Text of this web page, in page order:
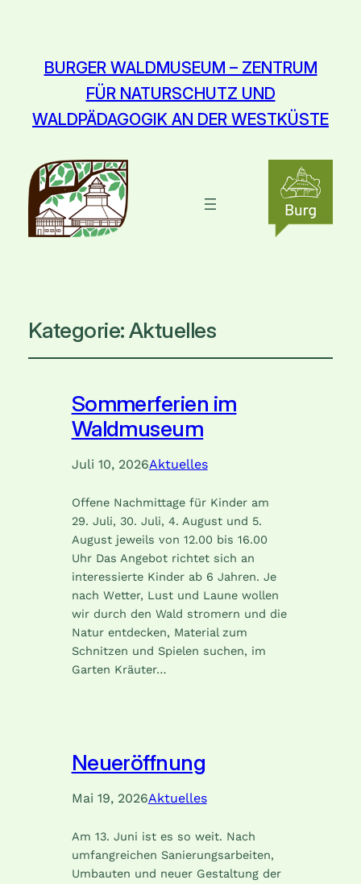
BURGER WALDMUSEUM – ZENTRUM
FÜR NATURSCHUTZ UND
WALDPÄDAGOGIK AN DER WESTKÜSTE
Kategorie:Aktuelles
Sommerferien im
Waldmuseum
Juli 10, 2026Aktuelles
Offene Nachmittage für Kinder am
29. Juli, 30. Juli, 4. August und 5.
August jeweils von 12.00 bis 16.00
Uhr Das Angebot richtet sich an
interessierte Kinder ab 6 Jahren. Je
nach Wetter, Lust und Laune wollen
wir durch den Wald stromern und die
Natur entdecken, Material zum
Schnitzen und Spielen suchen, im
Garten Kräuter…
Neueröffnung
Mai 19, 2026Aktuelles
Am 13. Juni ist es so weit. Nach
umfangreichen Sanierungsarbeiten,
Umbauten und neuer Gestaltung der